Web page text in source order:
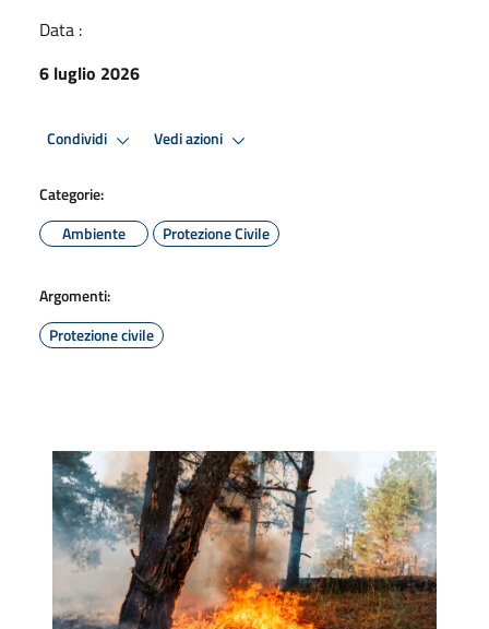
Data :
6 luglio 2026
Condividi Vedi azioni
Categorie:
Ambiente
Protezione Civile
Argomenti:
Protezione civile